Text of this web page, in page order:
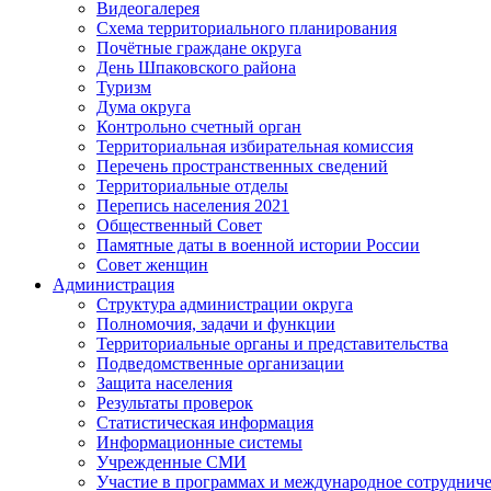
Видеогалерея
Схема территориального планирования
Почётные граждане округа
День Шпаковского района
Туризм
Дума округа
Контрольно счетный орган
Территориальная избирательная комиссия
Перечень пространственных сведений
Территориальные отделы
Перепись населения 2021
Общественный Совет
Памятные даты в военной истории России
Совет женщин
Администрация
Структура администрации округа
Полномочия, задачи и функции
Территориальные органы и представительства
Подведомственные организации
Защита населения
Результаты проверок
Статистическая информация
Информационные системы
Учрежденные СМИ
Участие в программах и международное